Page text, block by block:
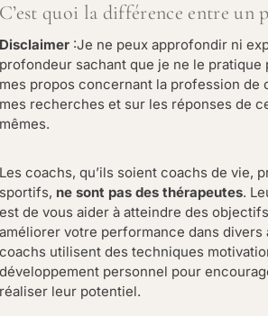
C’est quoi la différence entre un
Disclaimer :Je ne peux approfondir ni
profondeur sachant que je ne le pratique
mes propos concernant la profession de
mes recherches et sur les réponses de
mêmes.
Les coachs, qu’ils soient coachs de vie,
sportifs, ne sont pas des thérapeutes.
est de vous aider à atteindre des
améliorer votre performance dans divers
coachs utilisent des techniques
développement personnel pour
réaliser leur potentiel.